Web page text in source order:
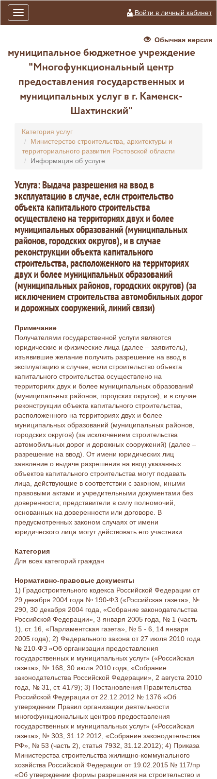
Toggle
navigation
Войти в личный кабинет
Обычная версия
муниципальное бюджетное учреждение
"Многофункциональный центр
предоставления государственных и
муниципальных услуг в г. Каменск-
Шахтинский"
Категория услуг
Министерство строительства, архитектуры и
территориального развития Ростовской области
Информация об услуге
Услуга: Выдача разрешения на ввод в
эксплуатацию в случае, если строительство
объекта капитального строительства
осуществлено на территориях двух и более
муниципальных образований (муниципальных
районов, городских округов), и в случае
реконструкции объекта капитального
строительства, расположенного на территориях
двух и более муниципальных образований
(муниципальных районов, городских округов) (за
исключением строительства автомобильных дорог
и дорожных сооружений, линий связи)
Примечание
Получателями государственной услуги являются
юридические и физические лица (далее – заявитель),
изъявившие желание получить разрешение на ввод в
эксплуатацию в случае, если строительство объекта
капитального строительства осуществлено на
территориях двух и более муниципальных образований
(муниципальных районов, городских округов), и в случае
реконструкции объекта капитального строительства,
расположенного на территориях двух и более
муниципальных образований (муниципальных районов,
городских округов) (за исключением строительства
автомобильных дорог и дорожных сооружений) (далее –
разрешение на ввод). От имени юридических лиц
заявление о выдаче разрешения на ввод указанных
объектов капитального строительства могут подавать
лица, действующие в соответствии с законом, иными
правовыми актами и учредительными документами без
доверенности; представители в силу полномочий,
основанных на доверенности или договоре. В
предусмотренных законом случаях от имени
юридического лица могут действовать его участники.
Категория
Для всех категорий граждан
Нормативно-правовые документы
1) Градостроительного кодекса Российской Федерации от
29 декабря 2004 года № 190-ФЗ («Российская газета», №
290, 30 декабря 2004 года, «Собрание законодательства
Российской Федерации», 3 января 2005 года, № 1 (часть
1), ст. 16, «Парламентская газета», № 5 - 6, 14 января
2005 года); 2) Федерального закона от 27 июля 2010 года
№ 210-ФЗ «Об организации предоставления
государственных и муниципальных услуг» («Российская
газета», № 168, 30 июля 2010 года, «Собрание
законодательства Российской Федерации», 2 августа 2010
года, № 31, ст. 4179); 3) Постановления Правительства
Российской Федерации от 22.12.2012 № 1376 «Об
утверждении Правил организации деятельности
многофункциональных центров предоставления
государственных и муниципальных услуг» («Российская
газета», № 303, 31.12.2012, «Собрание законодательства
РФ», № 53 (часть 2), статья 7932, 31.12.2012); 4) Приказа
Министерства строительства жилищно-коммунального
хозяйства Российской Федерации от 19.02.2015 № 117/пр
«Об утверждении формы разрешения на строительство и